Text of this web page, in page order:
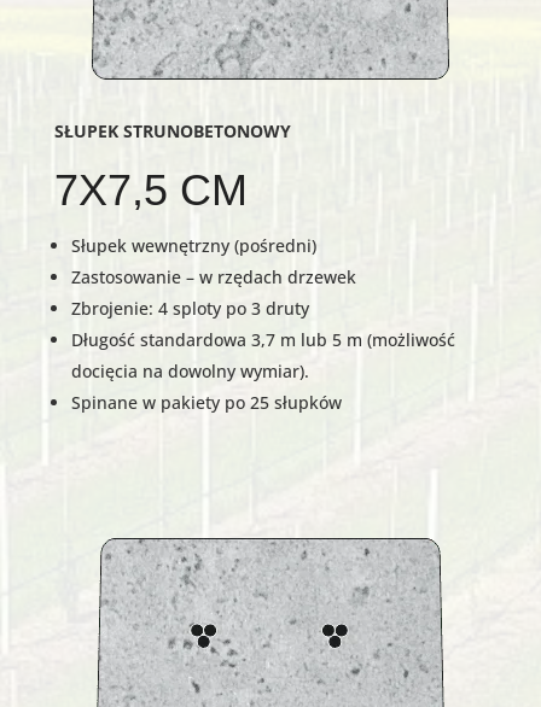
SŁUPEK STRUNOBETONOWY
7X7,5 CM
Słupek wewnętrzny (pośredni)
Zastosowanie – w rzędach drzewek
Zbrojenie: 4 sploty po 3 druty
Długość standardowa 3,7 m lub 5 m (możliwość
docięcia na dowolny wymiar).
Spinane w pakiety po 25 słupków